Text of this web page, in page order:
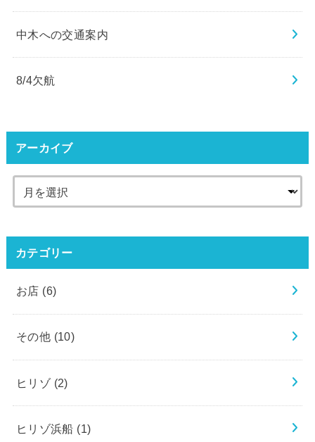
中木への交通案内
8/4欠航
アーカイブ
カテゴリー
お店 (6)
その他 (10)
ヒリゾ (2)
ヒリゾ浜船 (1)